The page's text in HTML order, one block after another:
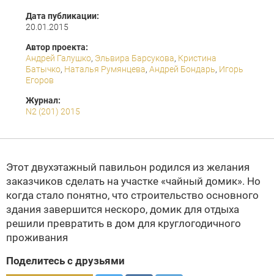
Дата публикации:
20.01.2015
Автор проекта:
Андрей Галушко, Эльвира Барсукова, Кристина
Батычко, Наталья Румянцева, Андрей Бондарь, Игорь
Егоров
Журнал:
N2 (201) 2015
Этот двухэтажный павильон родился из желания
заказчиков сделать на участке «чайный домик». Но
когда стало понятно, что строительство основного
здания завершится нескоро, домик для отдыха
решили превратить в дом для круглогодичного
проживания
Поделитесь с друзьями